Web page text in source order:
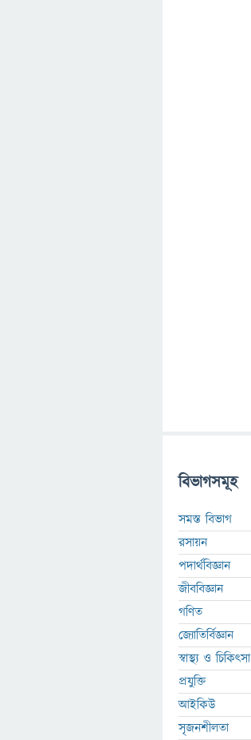
বিভাগসমূহ
সমস্ত বিভাগ
রসায়ন
পদার্থবিজ্ঞান
জীববিজ্ঞান
গণিত
জ্যোতির্বিজ্ঞান
স্বাস্থ্য ও চিকিৎসা
প্রযুক্তি
আইকিউ
সৃজনশীলতা